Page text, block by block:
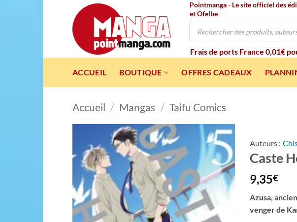
Pointmanga - Le site officiel des
et Ofelbe
Recherche
Frais de ports France 0,01€
ACCUEIL BOUTIQUE OFFRES CADEAUX
Accueil / Mangas / Taifu Comics
Ajouter
à la
wishlist
Auteurs :
Caste
9,35€
Azusa,
venger de